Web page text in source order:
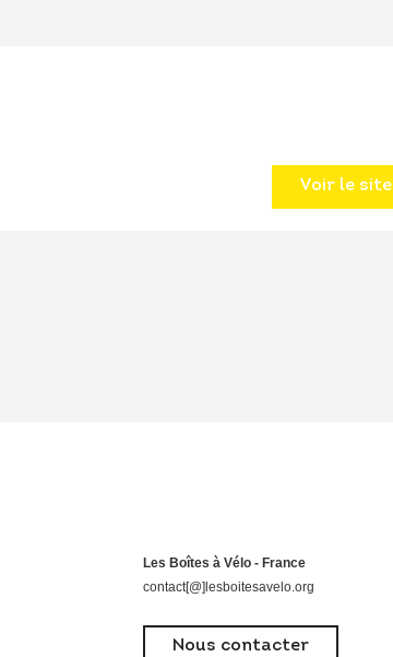
Voir le site
Les Boîtes à Vélo - France
contact[@]lesboitesavelo.org
Nous contacter